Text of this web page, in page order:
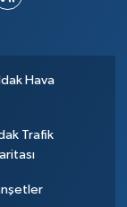
Hava
Trafik